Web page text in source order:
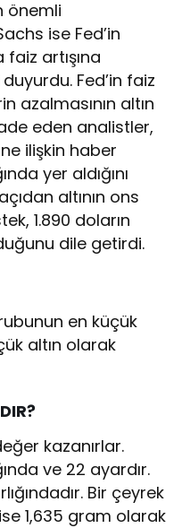
önemli
ise Fed’in
artışına
Fed’in faiz
azalmasının altın
eden analistler,
ilişkin haber
yer aldığını
altının ons
1.890 doların
dile getirdi.
en küçük
altın olarak
kazanırlar.
ve 22 ayardır.
Bir çeyrek
ise 1,635 gram olarak